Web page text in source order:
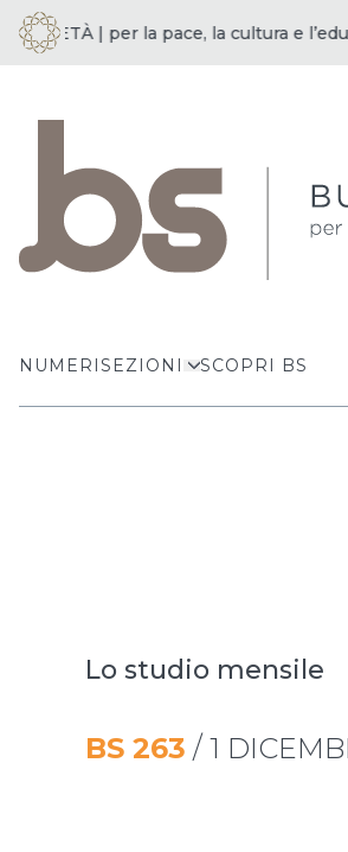
| per la pace, la cultura e
NUMERISEZIONI SCOPRI BS
Lo studio mensile
BS 263 / 1